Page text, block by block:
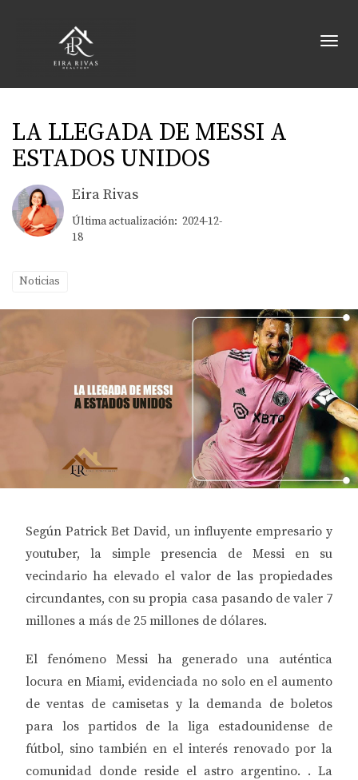
LA LLEGADA DE MESSI A
ESTADOS UNIDOS
Eira Rivas
Última actualización: 2024-12-
18
Noticias
Según Patrick Bet David, un influyente empresario y
youtuber, la simple presencia de Messi en su
vecindario ha elevado el valor de las propiedades
circundantes, con su propia casa pasando de valer 7
millones a más de 25 millones de dólares.
El fenómeno Messi ha generado una auténtica
locura en Miami, evidenciada no solo en el aumento
de ventas de camisetas y la demanda de boletos
para los partidos de la liga estadounidense de
fútbol, ​​sino también en el interés renovado por la
comunidad donde reside el astro argentino. . La